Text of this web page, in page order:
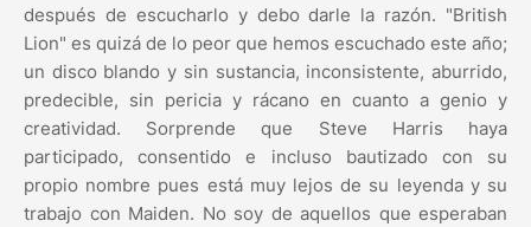
después de escucharlo y debo darle la razón. "British
Lion" es quizá de lo peor que hemos escuchado este año;
un disco blando y sin sustancia, inconsistente, aburrido,
predecible, sin pericia y rácano en cuanto a genio y
creatividad. Sorprende que Steve Harris haya
participado, consentido e incluso bautizado con su
propio nombre pues está muy lejos de su leyenda y su
trabajo con Maiden. No soy de aquellos que esperaban